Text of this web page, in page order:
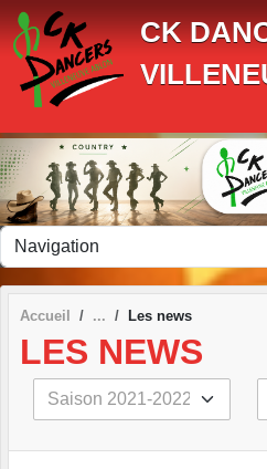
CK
Accueil Les news
LES NEWS
Panneau de gestion des cookies